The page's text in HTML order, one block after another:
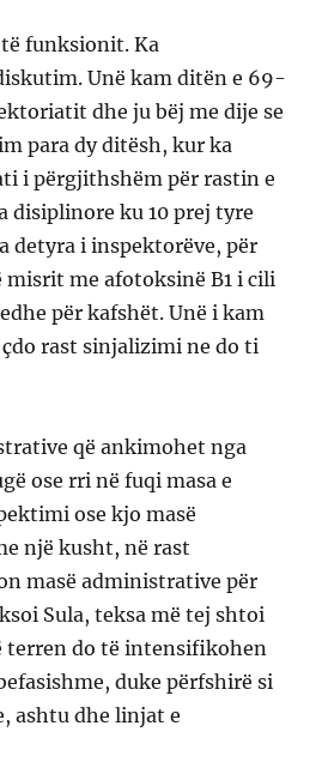
funksionit. Ka
Unë kam ditën e 69-
dhe ju bëj me dije se
para dy ditësh, kur ka
i përgjithshëm për rastin e
disiplinore ku 10 prej tyre
detyra i inspektorëve, për
misrit me afotoksinë B1 i cili
për kafshët. Unë i kam
rast sinjalizimi ne do ti
që ankimohet nga
ose rri në fuqi masa e
ose kjo masë
një kusht, në rast
masë administrative për
Sula, teksa më tej shtoi
terren do të intensifikohen
duke përfshirë si
ashtu dhe linjat e